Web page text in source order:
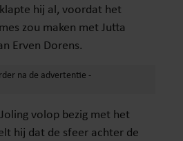
hij al, voordat het
zou maken met Jutta
Erven Dorens.
volop bezig met het
hij dat de sfeer achter de